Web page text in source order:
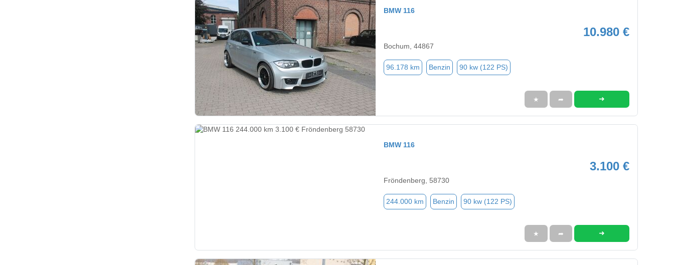
BMW 116
10.980 €
Bochum, 44867
96.178 km Benzin 90 kw (122 PS)
★ ➦ ➜
BMW 116
3.100 €
Fröndenberg, 58730
244.000 km Benzin 90 kw (122 PS)
★ ➦ ➜